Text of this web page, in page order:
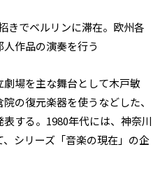
きでベルリンに滞在。欧州各
作品の演奏を行う
場を主な舞台として木戸敏
の復元楽器を使うなどした、
する。1980年代には、神奈川
シリーズ「音楽の現在」の企